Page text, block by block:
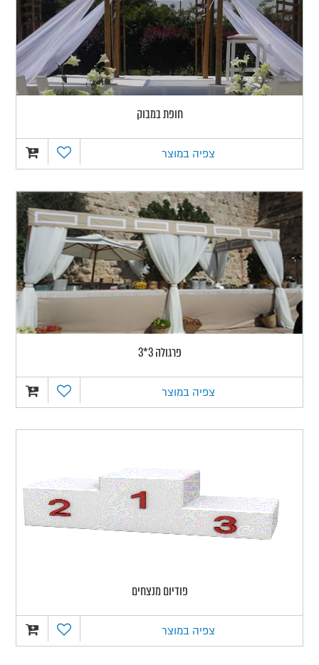
חופת במבוק
צפיה במוצר
פרגולה 3*3
צפיה במוצר
פודיום מנצחים
צפיה במוצר